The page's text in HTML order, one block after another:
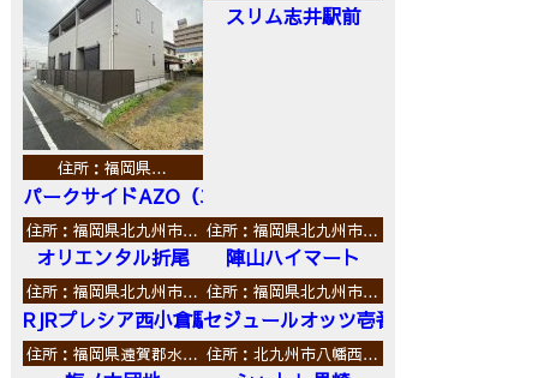
住所：福岡県…
パークサイドAZO（エーゼットオー）
スリム志井駅前
住所：福岡県北九州市…
オリエンタル折尾
住所：福岡県北九州市…
陣山ハイマート
住所：福岡県北九州市…
RJRプレシア西小倉駅前
住所：福岡県北九州市…
セジュールオッツ壱番館
住所：福岡県遠賀郡水… 住所：北九州市八幡西…